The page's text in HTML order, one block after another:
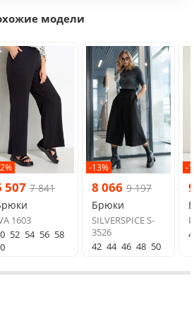
модели
507 7 841
1603
52 54 56 58
-13%
8 066 9 197
Брюки
SILVERSPICE S-
3526
42 44 46 48 50
-